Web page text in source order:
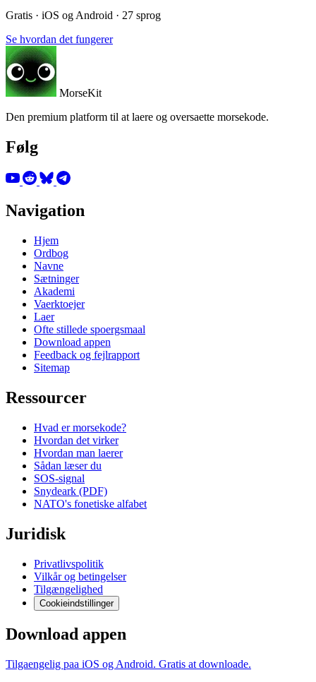
Gratis · iOS og Android · 27 sprog
Se hvordan det fungerer
MorseKit
Den premium platform til at laere og oversaette morsekode.
Følg
Navigation
Hjem
Ordbog
Navne
Sætninger
Akademi
Vaerktoejer
Laer
Ofte stillede spoergsmaal
Download appen
Feedback og fejlrapport
Sitemap
Ressourcer
Hvad er morsekode?
Hvordan det virker
Hvordan man laerer
Sådan læser du
SOS-signal
Snydeark (PDF)
NATO's fonetiske alfabet
Juridisk
Privatlivspolitik
Vilkår og betingelser
Tilgængelighed
Cookieindstillinger
Download appen
Tilgaengelig paa iOS og Android. Gratis at downloade.